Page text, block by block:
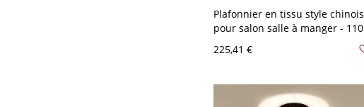
Plafonnier en tissu style chinois
pour salon salle à manger - 110
225,41 €